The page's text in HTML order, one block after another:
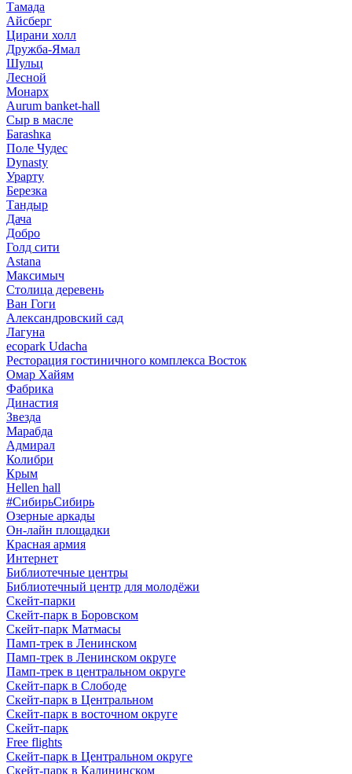
Тамада
Айсберг
Цирани холл
Дружба-Ямал
Шульц
Лесной
Монарх
Aurum banket-hall
Сыр в масле
Баrаshка
Поле Чудес
Dynasty
Урарту
Березка
Тандыр
Дача
Добро
Голд сити
Astana
Максимыч
Столица деревень
Ван Гоги
Александровский сад
Лагуна
ecopark Udacha
Ресторация гостиничного комплекса Восток
Омар Хайям
Фабрика
Династия
Звезда
Марабда
Адмирал
Колибри
Крым
Hellen hall
#СибирьСибирь
Озерные аркады
Он-лайн площадки
Красная армия
Интернет
Библиотечные центры
Библиотечный центр для молодёжи
Скейт-парки
Скейт-парк в Боровском
Скейт-парк Матмасы
Памп-трек в Ленинском
Памп-трек в Ленинском округе
Памп-трек в центральном округе
Скейт-парк в Слободе
Скейт-парк в Центральном
Скейт-парк в восточном округе
Скейт-парк
Free flights
Скейт-парк в Центральном округе
Скейт-парк в Калининском